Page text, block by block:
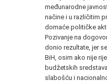
međunarodne
načine i u različitim
domaće političke
Pozivanje na
donio rezultate, jer
BiH, osim ako nije
budžetskih
slabošću i